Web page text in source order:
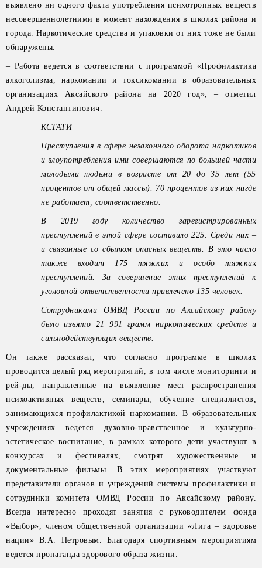
выявлено ни одного факта употребления психотропных веществ
несовершеннолетними в момент нахождения в школах района и
города. Наркотические средства и упаковки от них тоже не были
обнаружены.
– Работа ведется в соответствии с программой «Профилактика
алкоголизма, наркомании и токсикомании в образовательных
организациях Аксайского района на 2020 год», – отметил
Андрей Константинович.
КСТАТИ
Преступления в сфере незаконного оборота наркотиков
и злоупотребления ими совершаются по большей части
молодыми людьми в возрасте от 20 до 35 лет (55
процентов от общей массы). 70 процентов из них нигде
не работает, соответственно.
В 2019 году количество зарегистрированных
преступлений в этой сфере составило 225. Среди них –
и связанные со сбытом опасных веществ. В это число
также входит 175 тяжких и особо тяжких
преступлений. За совершение этих преступлений к
уголовной ответственности привлечено 135 человек.
Сотрудниками ОМВД России по Аксайскому району
было изъято 21 991 грамм наркотических средств и
сильнодействующих веществ.
Он также рассказал, что согласно программе в школах
проводится целый ряд мероприятий, в том числе мониторинги и
рей-ды, направленные на выявление мест распространения
психоактивных веществ, семинары, обучение специалистов,
занимающихся профилактикой наркомании. В образовательных
учреждениях ведется духовно-нравственное и культурно-
эстетическое воспитание, в рамках которого дети участвуют в
конкурсах и фестивалях, смотрят художественные и
документальные фильмы. В этих мероприятиях участвуют
представители органов и учреждений системы профилактики и
сотрудники комитета ОМВД России по Аксайскому району.
Всегда интересно проходят занятия с руководителем фонда
«Выбор», членом общественной организации «Лига – здоровье
нации» В.А. Петровым. Благодаря спортивным мероприятиям
ведется пропаганда здорового образа жизни.